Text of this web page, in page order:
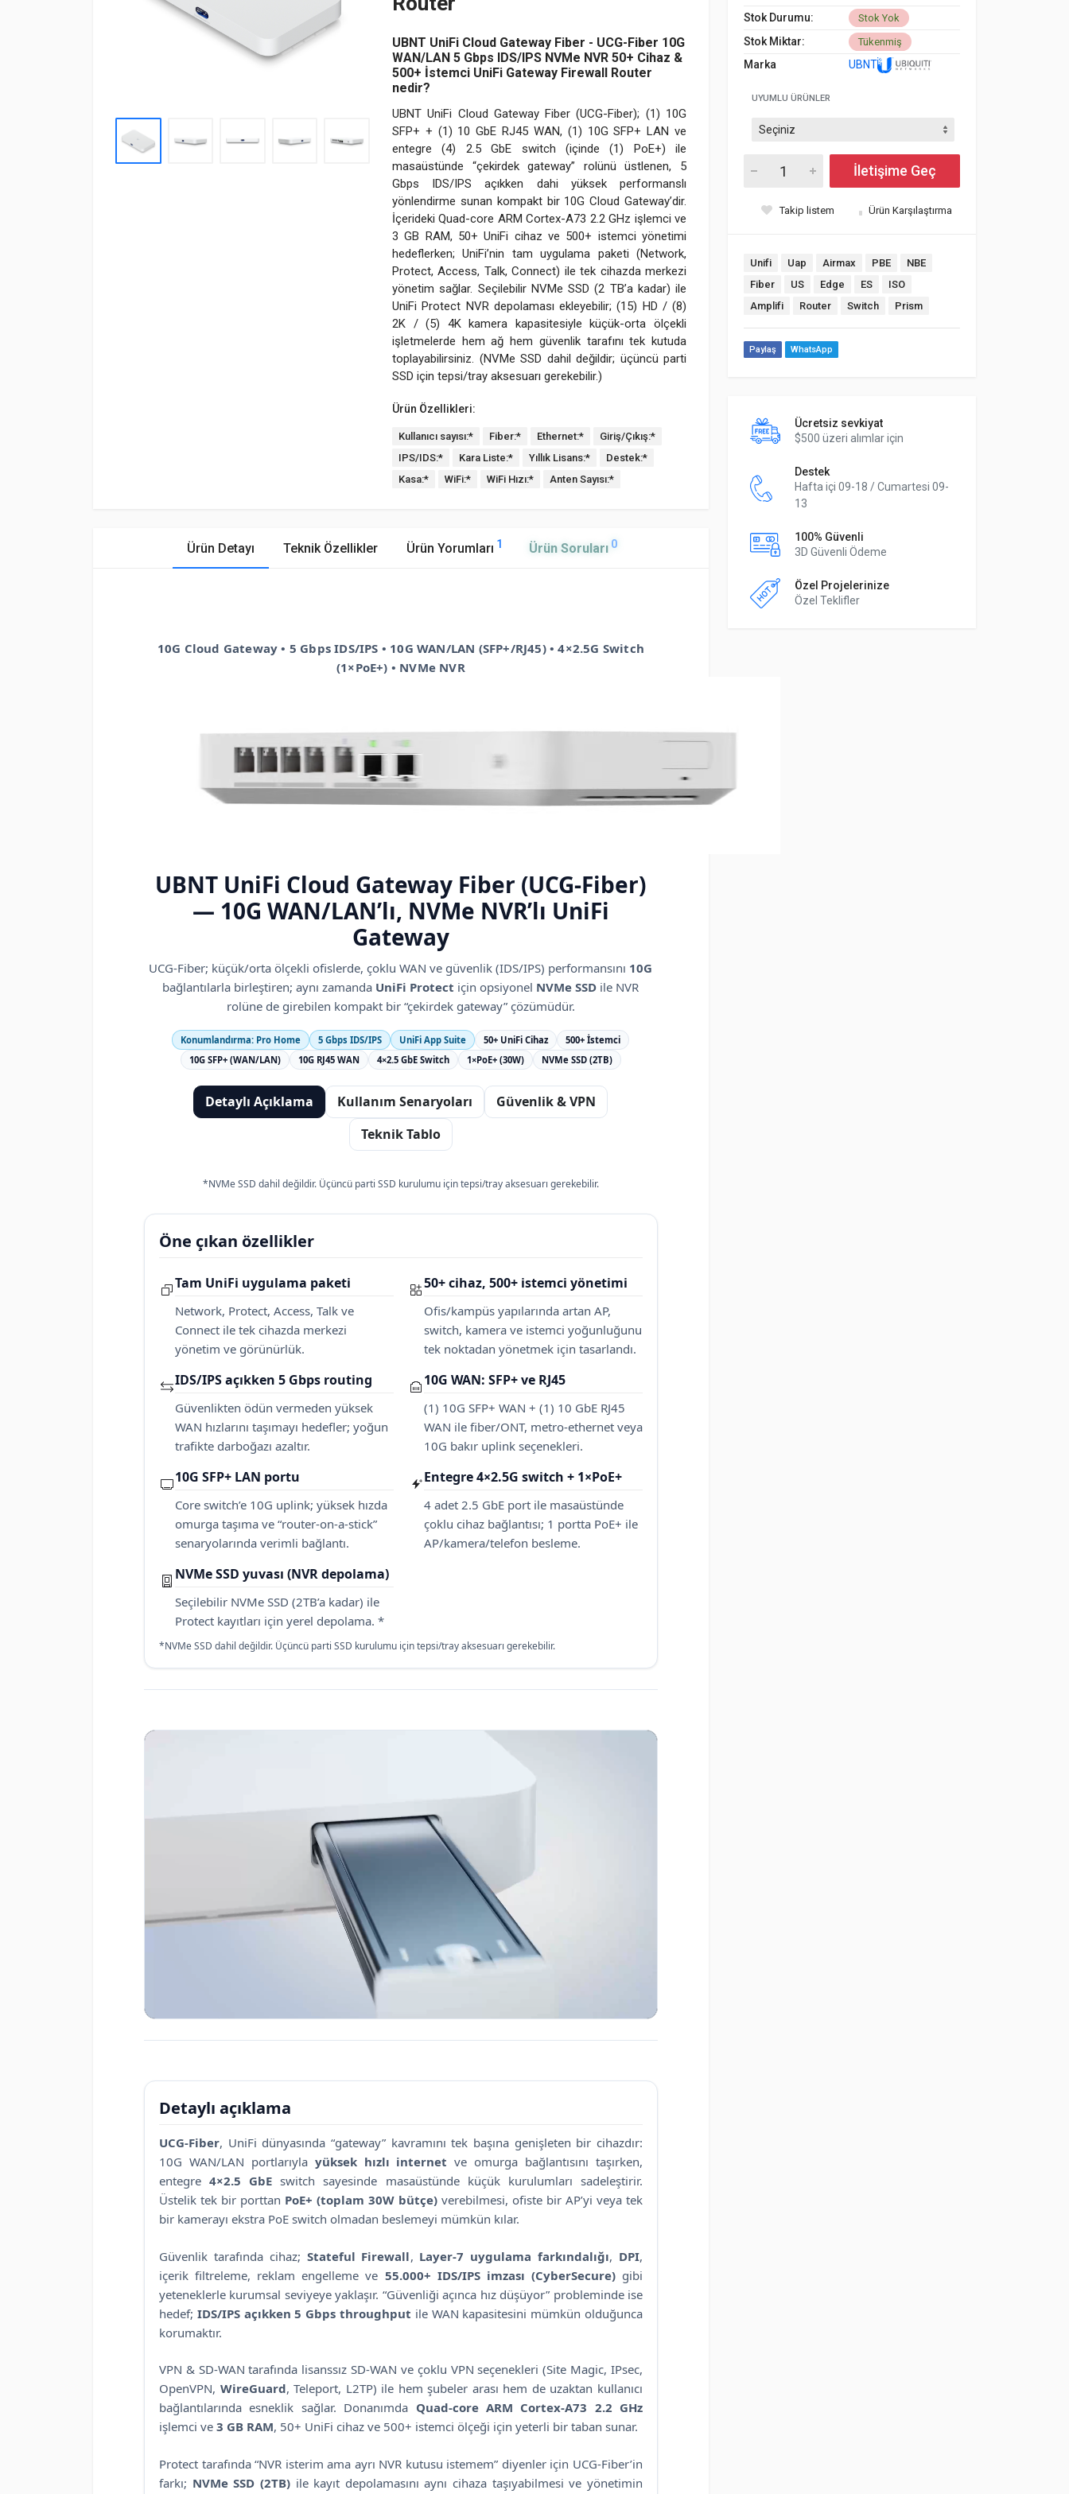
UBNT UniFi Cloud Gateway Fiber - UCG-Fiber 10G
WAN/LAN 5 Gbps IDS/IPS NVMe NVR 50+ Cihaz &
500+ İstemci UniFi Gateway Firewall Router
nedir?
UBNT UniFi Cloud Gateway Fiber (UCG-Fiber); (1) 10G
SFP+ + (1) 10 GbE RJ45 WAN, (1) 10G SFP+ LAN ve
entegre (4) 2.5 GbE switch (içinde (1) PoE+) ile
masaüstünde “çekirdek gateway” rolünü üstlenen, 5
Gbps IDS/IPS açıkken dahi yüksek performanslı
yönlendirme sunan kompakt bir 10G Cloud Gateway’dir.
İçerideki Quad-core ARM Cortex-A73 2.2 GHz işlemci ve
3 GB RAM, 50+ UniFi cihaz ve 500+ istemci yönetimi
hedeflerken; UniFi’nin tam uygulama paketi (Network,
Protect, Access, Talk, Connect) ile tek cihazda merkezi
yönetim sağlar. Seçilebilir NVMe SSD (2 TB’a kadar) ile
UniFi Protect NVR depolaması ekleyebilir; (15) HD / (8)
2K / (5) 4K kamera kapasitesiyle küçük-orta ölçekli
işletmelerde hem ağ hem güvenlik tarafını tek kutuda
toplayabilirsiniz. (NVMe SSD dahil değildir; üçüncü parti
SSD için tepsi/tray aksesuarı gerekebilir.)
Ürün Özellikleri:
Kullanıcı sayısı:* Fiber:* Ethernet:*
Giriş/Çıkış:*
IPS/IDS:*
Kara Liste:* Yıllık Lisans:*
Destek:*
Kasa:*
WiFi:* WiFi Hızı:* Anten Sayısı:*
Stok Durumu:
Stok Yok
Stok Miktar: Tükenmiş
Marka UBNT
UYUMLU ÜRÜNLER
İletişime Geç
Takip listem Ürün Karşılaştırma
Unifi Uap Airmax PBE
NBE
Fiber
US Edge ES
ISO
Amplifi
Router Switch Prism
Paylaş WhatsApp
Ücretsiz sevkiyat
$500 üzeri alımlar için
Destek
Hafta içi 09-18 / Cumartesi 09-
13
100% Güvenli
3D Güvenli Ödeme
Özel Projelerinize
Özel Teklifler
Ürün Detayı Teknik Özellikler Ürün Yorumları 1 Ürün Soruları 0
10G Cloud Gateway • 5 Gbps IDS/IPS • 10G WAN/LAN (SFP+/RJ45) • 4×2.5G Switch
(1×PoE+) • NVMe NVR
UBNT UniFi Cloud Gateway Fiber (UCG-Fiber)
— 10G WAN/LAN’lı, NVMe NVR’lı UniFi
Gateway
UCG-Fiber; küçük/orta ölçekli ofislerde, çoklu WAN ve güvenlik (IDS/IPS) performansını 10G
bağlantılarla birleştiren; aynı zamanda UniFi Protect için opsiyonel NVMe SSD ile NVR
rolüne de girebilen kompakt bir “çekirdek gateway” çözümüdür.
Konumlandırma: Pro Home 5 Gbps IDS/IPS UniFi App Suite 50+ UniFi Cihaz
500+ İstemci
10G SFP+ (WAN/LAN)
10G RJ45 WAN 4×2.5 GbE Switch 1×PoE+ (30W) NVMe SSD (2TB)
Detaylı Açıklama Kullanım Senaryoları
Güvenlik & VPN
Teknik Tablo
*NVMe SSD dahil değildir. Üçüncü parti SSD kurulumu için tepsi/tray aksesuarı gerekebilir.
Öne çıkan özellikler
Tam UniFi uygulama paketi
Network, Protect, Access, Talk ve
Connect ile tek cihazda merkezi
yönetim ve görünürlük.
50+ cihaz, 500+ istemci yönetimi
Ofis/kampüs yapılarında artan AP,
switch, kamera ve istemci yoğunluğunu
tek noktadan yönetmek için tasarlandı.
IDS/IPS açıkken 5 Gbps routing
Güvenlikten ödün vermeden yüksek
WAN hızlarını taşımayı hedefler; yoğun
trafikte darboğazı azaltır.
10G WAN: SFP+ ve RJ45
(1) 10G SFP+ WAN + (1) 10 GbE RJ45
WAN ile fiber/ONT, metro-ethernet veya
10G bakır uplink seçenekleri.
10G SFP+ LAN portu
Core switch’e 10G uplink; yüksek hızda
omurga taşıma ve “router-on-a-stick”
senaryolarında verimli bağlantı.
Entegre 4×2.5G switch + 1×PoE+
4 adet 2.5 GbE port ile masaüstünde
çoklu cihaz bağlantısı; 1 portta PoE+ ile
AP/kamera/telefon besleme.
NVMe SSD yuvası (NVR depolama)
Seçilebilir NVMe SSD (2TB’a kadar) ile
Protect kayıtları için yerel depolama. *
*NVMe SSD dahil değildir. Üçüncü parti SSD kurulumu için tepsi/tray aksesuarı gerekebilir.
Detaylı açıklama
UCG-Fiber, UniFi dünyasında “gateway” kavramını tek başına genişleten bir cihazdır:
10G WAN/LAN portlarıyla yüksek hızlı internet ve omurga bağlantısını taşırken,
entegre4×2.5 GbE switch sayesinde masaüstünde küçük kurulumları sadeleştirir.
Üstelik tek bir porttan PoE+ (toplam 30W bütçe) verebilmesi, ofiste bir AP’yi veya tek
bir kamerayı ekstra PoE switch olmadan beslemeyi mümkün kılar.
Güvenlik tarafında cihaz; Stateful Firewall, Layer-7 uygulama farkındalığı, DPI,
içerik filtreleme, reklam engelleme ve 55.000+ IDS/IPS imzası (CyberSecure)gibi
yeteneklerle kurumsal seviyeye yaklaşır. “Güvenliği açınca hız düşüyor” probleminde ise
hedef; IDS/IPS açıkken 5 Gbps throughput ile WAN kapasitesini mümkün olduğunca
korumaktır.
VPN & SD-WAN tarafında lisanssız SD-WAN ve çoklu VPN seçenekleri (Site Magic, IPsec,
OpenVPN, WireGuard, Teleport, L2TP) ile hem şubeler arası hem de uzaktan kullanıcı
bağlantılarında esneklik sağlar. Donanımda Quad-core ARM Cortex-A73 2.2 GHz
işlemci ve 3 GB RAM, 50+ UniFi cihaz ve 500+ istemci ölçeği için yeterli bir taban sunar.
Protect tarafında “NVR isterim ama ayrı NVR kutusu istemem” diyenler için UCG-Fiber’in
farkı; NVMe SSD (2TB)ile kayıt depolamasını aynı cihaza taşıyabilmesi ve yönetimin